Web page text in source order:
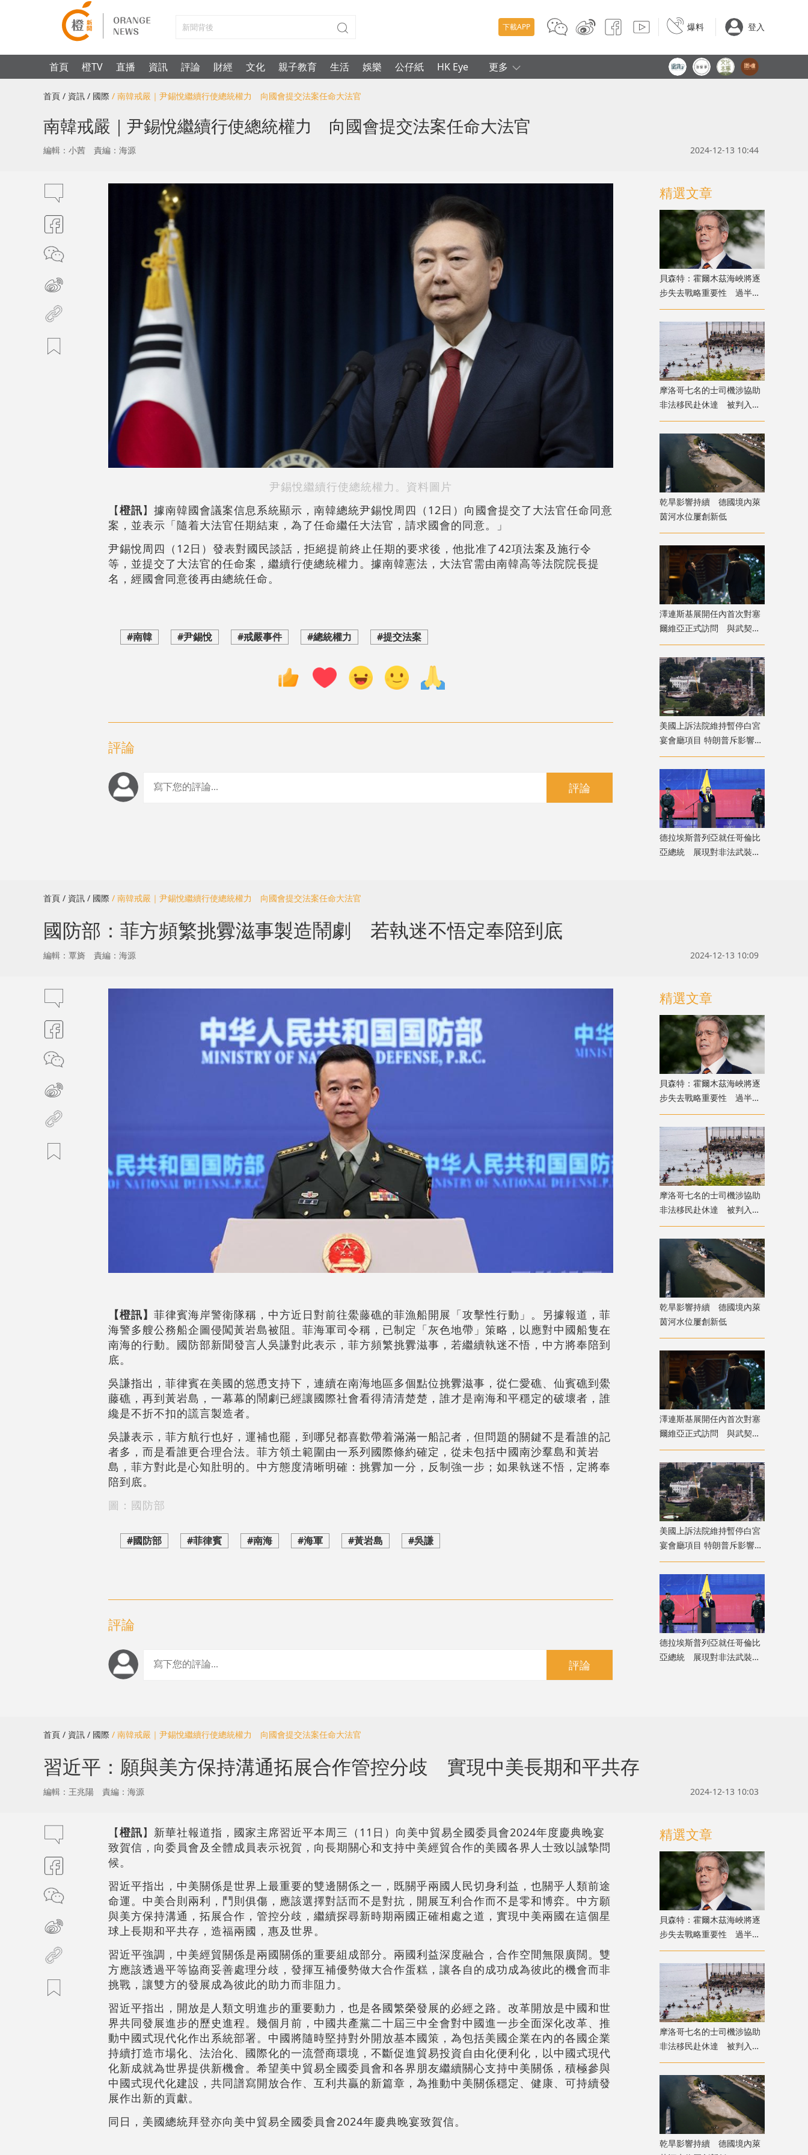
下載APP 爆料 登入
首頁 橙TV 直播 資訊 評論 財經 文化 親子教育 生活 娛樂 公仔紙 HK Eye 更多
首頁 / 資訊 / 國際 / 南韓戒嚴｜尹錫悅繼續行使總統權力 向國會提交法案任命大法官
南韓戒嚴｜尹錫悅繼續行使總統權力 向國會提交法案任命大法官
編輯：小茜 責編：海源 2024-12-13 10:44
尹錫悅繼續行使總統權力。資料圖片
【橙訊】據南韓國會議案信息系統顯示，南韓總統尹錫悅周四（12日）向國會提交了大法官任命同意
案，並表示「隨着大法官任期結束，為了任命繼任大法官，請求國會的同意。」
尹錫悅周四（12日）發表對國民談話，拒絕提前終止任期的要求後，他批准了42項法案及施行令
等，並提交了大法官的任命案，繼續行使總統權力。據南韓憲法，大法官需由南韓高等法院院長提
名，經國會同意後再由總統任命。
#南韓 #尹錫悅 #戒嚴事件 #總統權力 #提交法案
評論
評論
精選文章
貝森特：霍爾木茲海峽將逐
步失去戰略重要性 過半能
源將由地下管道輸送
摩洛哥七名的士司機涉協助
非法移民赴休達 被判入獄
兼罰款
乾旱影響持續 德國境內萊
茵河水位屢創新低
澤連斯基展開任內首次對塞
爾維亞正式訪問 與武契奇
會面
美國上訴法院維持暫停白宮
宴會廳項目 特朗普斥影響國
家安全揚言上訴
德拉埃斯普列亞就任哥倫比
亞總統 展現對非法武裝組
首頁 / 資訊 / 國際 / 南韓戒嚴｜尹錫悅繼續行使總統權力 向國會提交法案任命大法官
國防部：菲方頻繁挑釁滋事製造鬧劇 若執迷不悟定奉陪到底
編輯：覃旖 責編：海源 2024-12-13 10:09
【橙訊】 菲律賓海岸警衛隊稱，中方近日對前往鱟藤礁的菲漁船開展「攻擊性行動」。另據報道，菲
海警多艘公務船企圖侵闖黃岩島被阻。菲海軍司令稱，已制定「灰色地帶」策略，以應對中國船隻在
南海的行動。國防部新聞發言人吳謙對此表示，菲方頻繁挑釁滋事，若繼續執迷不悟，中方將奉陪到
底。
吳謙指出，菲律賓在美國的慫恿支持下，連續在南海地區多個點位挑釁滋事，從仁愛礁、仙賓礁到鱟
藤礁，再到黃岩島，一幕幕的鬧劇已經讓國際社會看得清清楚楚，誰才是南海和平穩定的破壞者，誰
纔是不折不扣的謊言製造者。
吳謙表示，菲方航行也好，運補也罷，到哪兒都喜歡帶着滿滿一船記者，但問題的關鍵不是看誰的記
者多，而是看誰更合理合法。菲方領土範圍由一系列國際條約確定，從未包括中國南沙羣島和黃岩
島，菲方對此是心知肚明的。中方態度清晰明確：挑釁加一分，反制強一步；如果執迷不悟，定將奉
陪到底。
圖：國防部
#國防部 #菲律賓 #南海 #海軍 #黃岩島 #吳謙
評論
評論
精選文章
貝森特：霍爾木茲海峽將逐
步失去戰略重要性 過半能
源將由地下管道輸送
摩洛哥七名的士司機涉協助
非法移民赴休達 被判入獄
兼罰款
乾旱影響持續 德國境內萊
茵河水位屢創新低
澤連斯基展開任內首次對塞
爾維亞正式訪問 與武契奇
會面
美國上訴法院維持暫停白宮
宴會廳項目 特朗普斥影響國
家安全揚言上訴
德拉埃斯普列亞就任哥倫比
亞總統 展現對非法武裝組
首頁 / 資訊 / 國際 / 南韓戒嚴｜尹錫悅繼續行使總統權力 向國會提交法案任命大法官
習近平：願與美方保持溝通拓展合作管控分歧 實現中美長期和平共存
編輯：王兆陽 責編：海源 2024-12-13 10:03
【橙訊】新華社報道指，國家主席習近平本周三（11日）向美中貿易全國委員會2024年度慶典晚宴
致賀信，向委員會及全體成員表示祝賀，向長期關心和支持中美經貿合作的美國各界人士致以誠摯問
候。
習近平指出，中美關係是世界上最重要的雙邊關係之一，既關乎兩國人民切身利益，也關乎人類前途
命運。中美合則兩利，鬥則俱傷，應該選擇對話而不是對抗，開展互利合作而不是零和博弈。中方願
與美方保持溝通，拓展合作，管控分歧，繼續探尋新時期兩國正確相處之道，實現中美兩國在這個星
球上長期和平共存，造福兩國，惠及世界。
習近平強調，中美經貿關係是兩國關係的重要組成部分。兩國利益深度融合，合作空間無限廣闊。雙
方應該透過平等協商妥善處理分歧，發揮互補優勢做大合作蛋糕，讓各自的成功成為彼此的機會而非
挑戰，讓雙方的發展成為彼此的助力而非阻力。
習近平指出，開放是人類文明進步的重要動力，也是各國繁榮發展的必經之路。改革開放是中國和世
界共同發展進步的歷史進程。幾個月前，中國共產黨二十屆三中全會對中國進一步全面深化改革、推
動中國式現代化作出系統部署。中國將隨時堅持對外開放基本國策，為包括美國企業在內的各國企業
持續打造市場化、法治化、國際化的一流營商環境，不斷促進貿易投資自由化便利化，以中國式現代
化新成就為世界提供新機會。希望美中貿易全國委員會和各界朋友繼續關心支持中美關係，積極參與
中國式現代化建設，共同譜寫開放合作、互利共贏的新篇章，為推動中美關係穩定、健康、可持續發
展作出新的貢獻。
同日，美國總統拜登亦向美中貿易全國委員會2024年慶典晚宴致賀信。
精選文章
貝森特：霍爾木茲海峽將逐
步失去戰略重要性 過半能
源將由地下管道輸送
摩洛哥七名的士司機涉協助
非法移民赴休達 被判入獄
兼罰款
乾旱影響持續 德國境內萊